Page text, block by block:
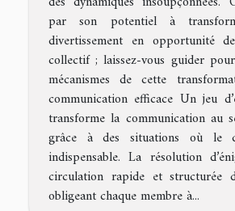
par son potentiel à
divertissement en opportunité
collectif ; laissez-vous guider
mécanismes de cette
communication efficace Un jeu
transforme la communication au
grâce à des situations où le
indispensable. La résolution
circulation rapide et structurée
obligeant chaque membre à...